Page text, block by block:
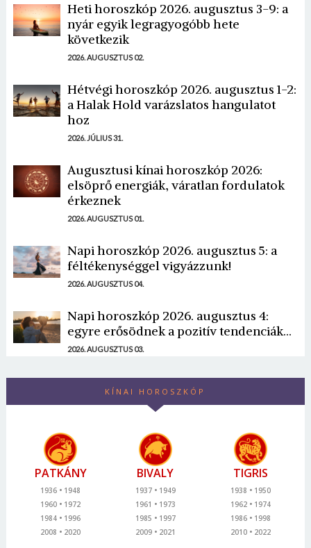
Heti horoszkóp 2026. augusztus 3-9: a
nyár egyik legragyogóbb hete
következik
2026. AUGUSZTUS 02.
Hétvégi horoszkóp 2026. augusztus 1-2:
a Halak Hold varázslatos hangulatot
hoz
2026. JÚLIUS 31.
Augusztusi kínai horoszkóp 2026:
elsöprő energiák, váratlan fordulatok
érkeznek
2026. AUGUSZTUS 01.
Napi horoszkóp 2026. augusztus 5: a
féltékenységgel vigyázzunk!
2026. AUGUSZTUS 04.
Napi horoszkóp 2026. augusztus 4:
egyre erősödnek a pozitív tendenciák...
2026. AUGUSZTUS 03.
KÍNAI HOROSZKÓP
PATKÁNY
1936
1948
1960
1972
1984
1996
2008
2020
BIVALY
1937
1949
1961
1973
1985
1997
2009
2021
TIGRIS
1938
1950
1962
1974
1986
1998
2010
2022